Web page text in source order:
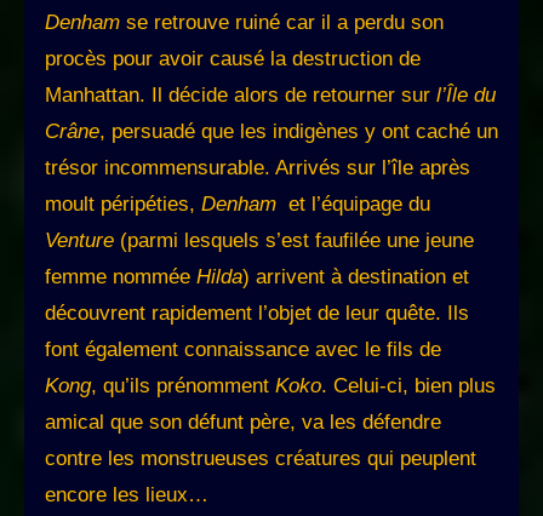
Denham se retrouve ruiné car il a perdu son
procès pour avoir causé la destruction de
Manhattan. Il décide alors de retourner sur l’Île du
Crâne, persuadé que les indigènes y ont caché un
trésor incommensurable. Arrivés sur l’île après
moult péripéties, Denham et l’équipage du
Venture (parmi lesquels s’est faufilée une jeune
femme nommée Hilda) arrivent à destination et
découvrent rapidement l’objet de leur quête. Ils
font également connaissance avec le fils de
Kong, qu’ils prénomment Koko. Celui-ci, bien plus
amical que son défunt père, va les défendre
contre les monstrueuses créatures qui peuplent
encore les lieux…